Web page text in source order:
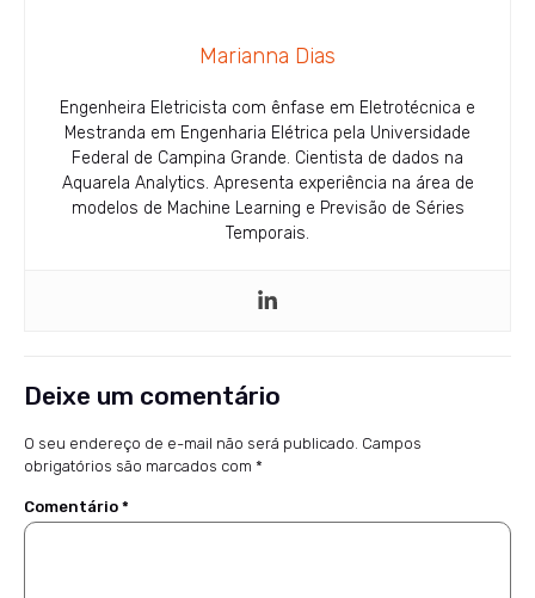
Marianna Dias
Engenheira Eletricista com ênfase em Eletrotécnica e
Mestranda em Engenharia Elétrica pela Universidade
Federal de Campina Grande. Cientista de dados na
Aquarela Analytics. Apresenta experiência na área de
modelos de Machine Learning e Previsão de Séries
Temporais.
Deixe um comentário
O seu endereço de e-mail não será publicado. Campos
obrigatórios são marcados com *
Comentário *